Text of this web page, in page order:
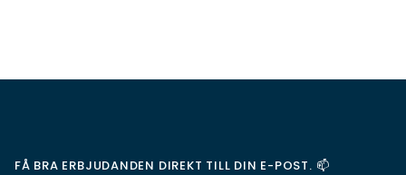
FÅ BRA ERBJUDANDEN DIREKT TILL DIN E-POST. 📫